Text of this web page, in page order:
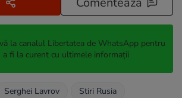
la canalul Libertatea de WhatsApp pentru
a fi la curent cu ultimele informații
Serghei Lavrov
Stiri Rusia